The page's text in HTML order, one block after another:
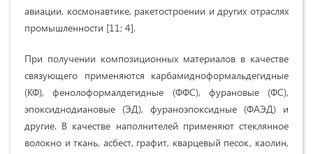
авиации, космонавтике, ракетостроении и других отраслях
промышленности [11; 4].
При получении композиционных материалов в качестве
связующего применяются карбамидноформальдегидные
(КФ), фенолоформалдегидные (ФФС), фурановые (ФС),
эпоксиднодиановые (ЭД), фураноэпоксидные (ФАЭД) и
другие. В качестве наполнителей применяют стеклянное
волокно и ткань, асбест, графит, кварцевый песок, каолин,